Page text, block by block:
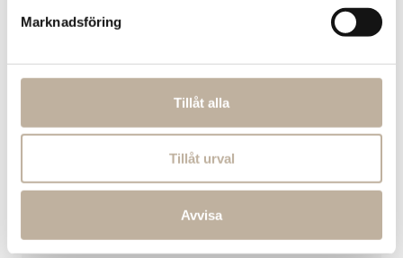
Marknadsföring
Tillåt alla
Tillåt urval
Avvisa
Hitta till Nordic
Wellness